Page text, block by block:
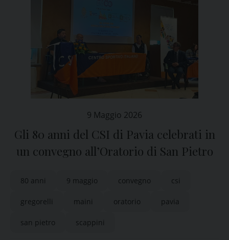
9 Maggio 2026
Gli 80 anni del CSI di Pavia celebrati in
un convegno all’Oratorio di San Pietro
80 anni 9 maggio convegno csi
gregorelli maini oratorio pavia
san pietro scappini